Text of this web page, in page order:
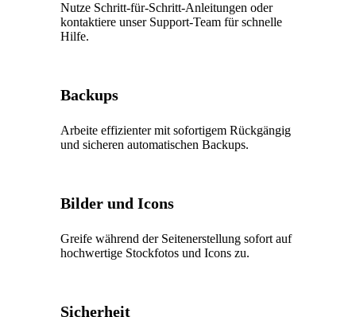
Nutze Schritt-für-Schritt-Anleitungen oder
kontaktiere unser Support-Team für schnelle
Hilfe.
Backups
Arbeite effizienter mit sofortigem Rückgängig
und sicheren automatischen Backups.
Bilder und Icons
Greife während der Seitenerstellung sofort auf
hochwertige Stockfotos und Icons zu.
Sicherheit